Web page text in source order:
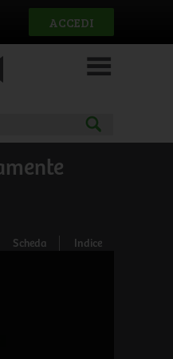
ACCEDI
Scheda Indice